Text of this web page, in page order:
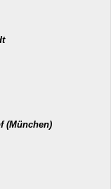
(München)